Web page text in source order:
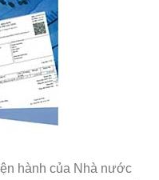
hành của Nhà nước